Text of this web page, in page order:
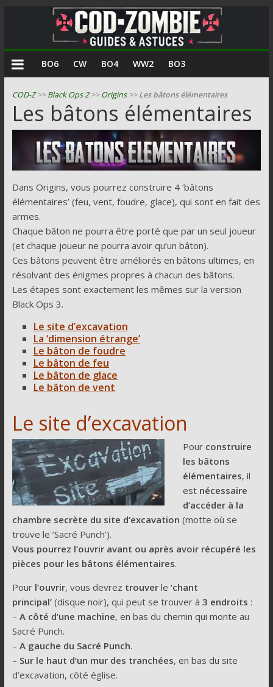
COD
Zombie
Guides
et
astuces
le
mode
zombie
de
Call
of
Duty
BO6 CW BO4 WW2 BO3
COD-Z>>Black Ops 2>>Origins>>Les bâtons élémentaires
Les bâtons élémentaires
Dans Origins, vous pourrez construire 4 ‘bâtons
élémentaires’ (feu, vent, foudre, glace), qui sont en fait des
armes.
Chaque bâton ne pourra être porté que par un seul joueur
(et chaque joueur ne pourra avoir qu’un bâton).
Ces bâtons peuvent être améliorés en bâtons ultimes, en
résolvant des énigmes propres à chacun des bâtons.
Les étapes sont exactement les mêmes sur la version
Black Ops 3.
Le site d’excavation
La ‘dimension étrange’
Le bâton de foudre
Le bâton de feu
Le bâton de glace
Le bâton de vent
Le site d’excavation
Pour construire
les bâtons
élémentaires, il
estnécessaire
d’accéder à la
chambre secrète du site d’excavation (motte où se
trouve le ‘Sacré Punch’).
Vous pourrez l’ouvrir avant ou après avoir récupéré les
pièces pour les bâtons élémentaires.
Pour l’ouvrir, vous devrez trouverle ‘chant
principal’ (disque noir), qui peut se trouver à 3 endroits :
– A côté d’une machine, en bas du chemin qui monte au
Sacré Punch.
– A gauche du Sacré Punch.
– Sur le haut d’un mur des tranchées, en bas du site
d’excavation, côté église.